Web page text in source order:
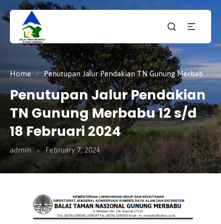
Taman
Nasiona
Gunung
Merbabu
tnmerbabu,
tngunungmerbabu,
tamannasional,
gunungmerbabu,
Home / Penutupan Jalur Pendakian TN Gunung Merbabu 12 s/d 18 Februari 2024
Penutupan Jalur Pendakian
TN Gunung Merbabu 12 s/d
18 Februari 2024
admin February 7, 2024